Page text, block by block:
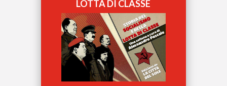
LOTTA DI CLASSE